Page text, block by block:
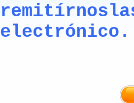
electrónico.